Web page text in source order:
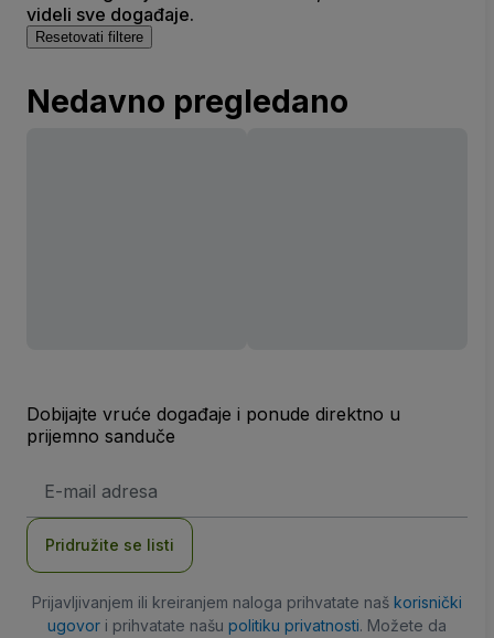
videli sve događaje.
Resetovati filtere
Nedavno pregledano
Dobijajte vruće događaje i ponude direktno u
prijemno sanduče
mail
Pridružite se listi
Prijavljivanjem ili kreiranjem naloga prihvatate naš korisnički
ugovor i prihvatate našu politiku privatnosti. Možete da